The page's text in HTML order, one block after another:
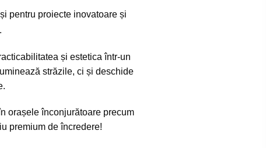
pentru proiecte inovatoare și
și estetica într-un
străzile, ci și deschide
orașele înconjurătoare precum
premium de încredere!